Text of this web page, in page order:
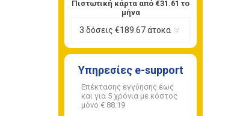
Πιστωτική κάρτα από €31.61 το
μήνα
Υπηρεσίες e-support
Επέκτασης εγγύησης έως
και για 5 χρόνια με κόστος
μόνο € 88.19